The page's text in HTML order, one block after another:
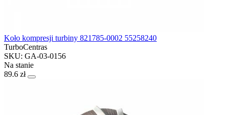
Koło kompresji turbiny 821785-0002 55258240
TurboCentras
SKU: GA-03-0156
Na stanie
89.6 zł